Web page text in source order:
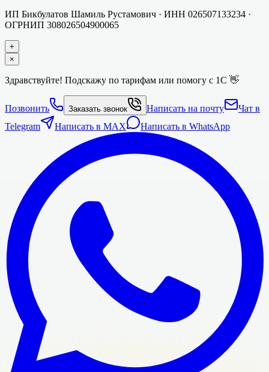
ИП Бикбулатов Шамиль Рустамович · ИНН 026507133234 ·
ОГРНИП 308026504900065
+
×
Здравствуйте! Подскажу по тарифам или помогу с 1С 👋
Позвонить Заказать звонок Написать на почту
Чат в
Telegram
Написать в MAX Написать в WhatsApp